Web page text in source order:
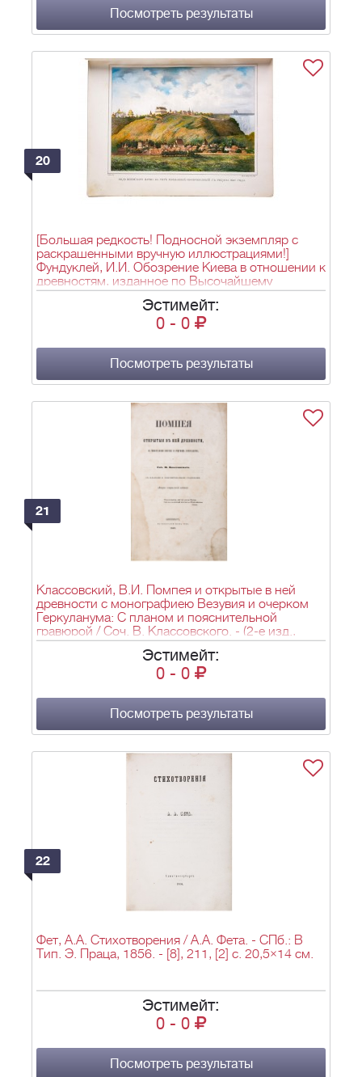
Посмотреть результаты
20
[Большая редкость! Подносной экземпляр с
раскрашенными вручную иллюстрациями!]
Фундуклей, И.И. Обозрение Киева в отношении к
древностям, изданное по Высочайшему
соизволению / киевским гражданским
губернатором / Иваном Фундуклеем. - Киев:
Типография И. Вальнера, 1847. - VIII, XVI, 111 с.,
Эстимейт:
0 - 0
Посмотреть результаты
21
Классовский, В.И. Помпея и открытые в ней
древности с монографиею Везувия и очерком
Геркуланума: С планом и пояснительной
гравюрой / Соч. В. Классовского. - (2-е изд.,
испр.). - СПб.: тип. Я. Трея, 1849. - XXII, 325 с., 15
л. ил., план.; 26,5х17,2 см.
Эстимейт:
0 - 0
Посмотреть результаты
22
Фет, А.А. Стихотворения / А.А. Фета. - СПб.: В
Тип. Э. Праца, 1856. - [8], 211, [2] с. 20,5×14 см.
Эстимейт:
0 - 0
Посмотреть результаты